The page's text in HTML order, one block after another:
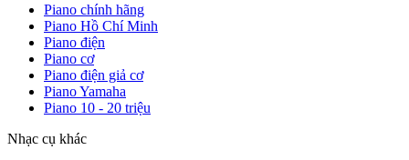
Piano chính hãng
Piano Hồ Chí Minh
Piano điện
Piano cơ
Piano điện giả cơ
Piano Yamaha
Piano 10 - 20 triệu
Nhạc cụ khác